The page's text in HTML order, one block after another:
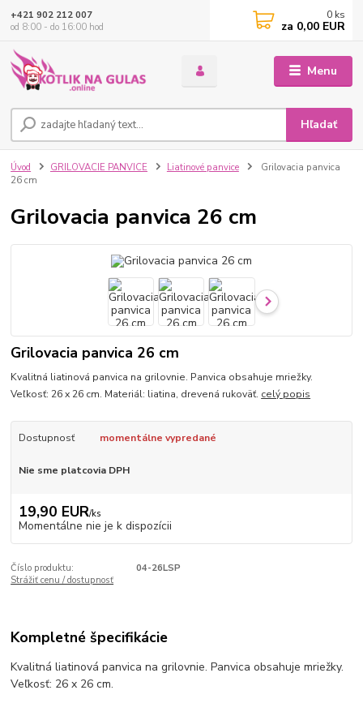
Menu
Hľadať
+421 902 212 007
od 8:00 - do 16:00 hod
0 ks
za 0,00 EUR
Úvod GRILOVACIE PANVICE Liatinové panvice
Grilovacia panvica
26 cm
Grilovacia panvica 26 cm
Grilovacia panvica 26 cm
Kvalitná liatinová panvica na grilovnie. Panvica obsahuje mriežky.
Veľkosť: 26 x 26 cm. Materiál: liatina, drevená rukoväť. celý popis
Dostupnosť momentálne vypredané
Nie sme platcovia DPH
19,90 EUR/ks
Momentálne nie je k dispozícii
Číslo produktu:
04-26LSP
Strážiť cenu / dostupnosť
Kompletné špecifikácie
Kvalitná liatinová panvica na grilovnie. Panvica obsahuje mriežky.
Veľkosť: 26 x 26 cm.